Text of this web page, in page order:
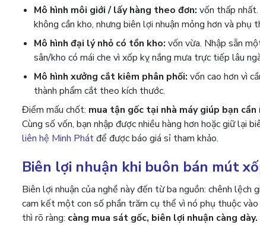
Mô hình môi giới / lấy hàng theo đơn: vốn thấp nhất.
không cần kho, nhưng biên lợi nhuận mỏng hơn và phụ
Mô hình đại lý nhỏ có tồn kho: vốn vừa. Nhập sẵn
sân/kho có mái che vì xốp kỵ nắng mưa trực tiếp lâu
Mô hình xưởng cắt kiêm phân phối: vốn cao hơn vì
thành phẩm cắt theo kích thước.
Điểm mấu chốt: mua tận gốc tại nhà máy giúp bạn
Cùng số vốn, bạn nhập được nhiều hàng hơn hoặc giữ lại
liên hệ Minh Phátđể được báo giá sỉ tham khảo.
Biên lợi nhuận khi buôn bán mút
Biên lợi nhuận của nghề này đến từ ba nguồn: chênh lệch
cam kết một con số phần trăm cụ thể vì nó phụ thuộc vào
thì rõ ràng: càng mua sát gốc, biên lợi nhuận càng dày.